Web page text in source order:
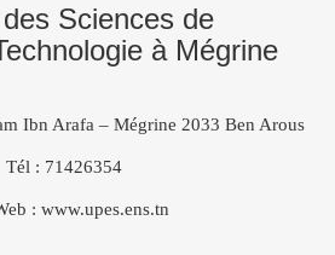
Sciences de
à Mégrine
Ibn Arafa – Mégrine 2033 Ben Arous
Tél : 71426354
: www.upes.ens.tn